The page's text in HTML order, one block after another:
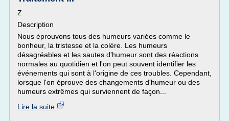
Z
Description
Nous éprouvons tous des humeurs variées comme le
bonheur, la tristesse et la colère. Les humeurs
désagréables et les sautes d'humeur sont des réactions
normales au quotidien et l'on peut souvent identifier les
événements qui sont à l'origine de ces troubles. Cependant,
lorsque l'on éprouve des changements d'humeur ou des
humeurs extrêmes qui surviennent de façon...
Lire la suite